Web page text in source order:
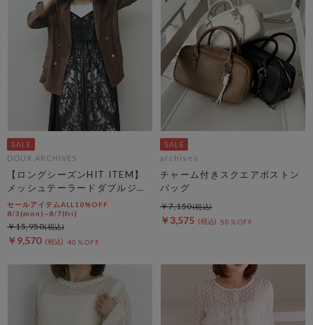
DOUX ARCHIVES
【ロングシーズンHIT ITEM】
メッシュテーラードダブルジャ
ケット
セールアイテムALL10%OFF
8/3(mon)~8/7(fri)
￥9,570 40％OFF
￥15,950
archives
チャーム付きスクエアボストン
バッグ
￥3,575 50％OFF
￥7,150